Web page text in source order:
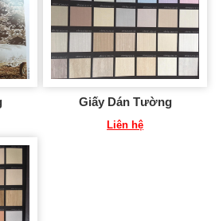
Giấy Dán Tường
Liên hệ